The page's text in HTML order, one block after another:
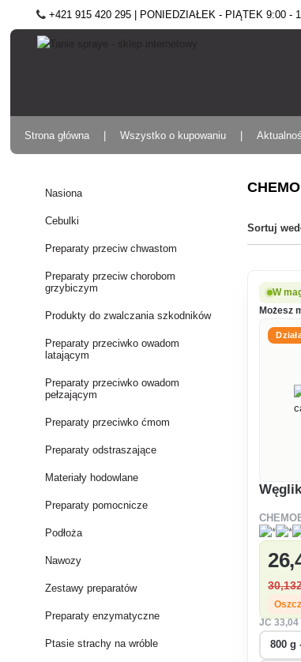
+421 915 420 295 | PONIEDZIAŁEK - PIĄTEK 9:00 -
Strona główna Wszystko o kupowaniu
Nasiona
Cebulki
Preparaty przeciw chwastom
Preparaty przeciw chorobom
grzybiczym
Produkty do zwalczania szkodników
Preparaty przeciwko owadom
latającym
Preparaty przeciwko owadom
pełzającym
Preparaty przeciwko ćmom
Preparaty odstraszające
Materiały hodowlane
Preparaty pomocnicze
Podłoża
Nawozy
Zestawy preparatów
Preparaty enzymatyczne
Ptasie strachy na wróble
Sortuj
W
Możesz
26
30
JC33,04